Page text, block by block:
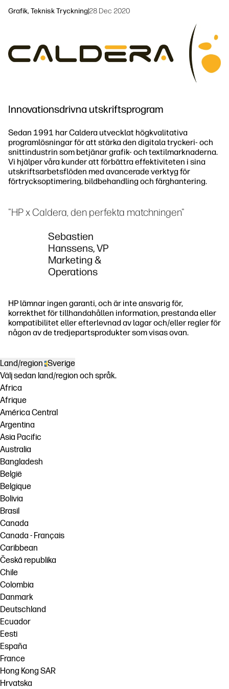
Arbetsflödeslösningar
Grafik, Teknisk Tryckning|28 Dec 2020
Innovationsdrivna utskriftsprogram
Sedan 1991 har Caldera utvecklat högkvalitativa
programlösningar för att stärka den digitala tryckeri- och
snittindustrin som betjänar grafik- och textilmarknaderna.
Vi hjälper våra kunder att förbättra effektiviteten i sina
utskriftsarbetsflöden med avancerade verktyg för
förtrycksoptimering, bildbehandling och färghantering.
"HP x Caldera, den perfekta matchningen"
Sebastien
Hanssens, VP
Marketing &
Operations
HP lämnar ingen garanti, och är inte ansvarig för,
korrekthet för tillhandahållen information, prestanda eller
kompatibilitet eller efterlevnad av lagar och/eller regler för
någon av de tredjepartsprodukter som visas ovan.
Land/region Sverige
Välj sedan land/region och språk.
Africa
Afrique
América Central
Argentina
Asia Pacific
Australia
Bangladesh
België
Belgique
Bolivia
Brasil
Canada
Canada - Français
Caribbean
Česká republika
Chile
Colombia
Danmark
Deutschland
Ecuador
Eesti
España
France
Hong Kong SAR
Hrvatska